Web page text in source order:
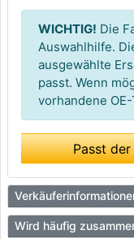
WICHTIG! Die
Auswahlhilfe.
ausgewählte
passt. Wenn
vorhandene
Passt
Wird häufig